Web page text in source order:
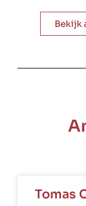
Bekijk
Tomas